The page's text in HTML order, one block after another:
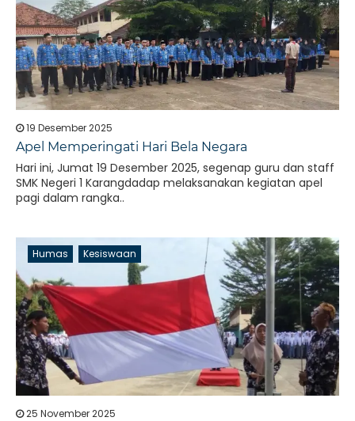
19 Desember 2025
Apel Memperingati Hari Bela Negara
Hari ini, Jumat 19 Desember 2025, segenap guru dan staff
SMK Negeri 1 Karangdadap melaksanakan kegiatan apel
pagi dalam rangka..
Humas Kesiswaan
25 November 2025